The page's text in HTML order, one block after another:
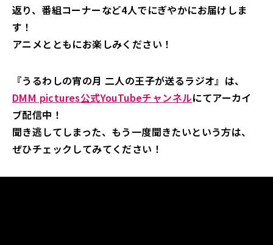
返り、番組コーナーなど4人でにぎやかにお届けしま
す！
アニメとともにお楽しみください！
『うるわしの宵の月 二人の王子が送るラジオ』は、
DMM pictures公式YouTubeチャンネルにてアーカイ
ブ配信中！
聞き逃してしまった、もう一度聞きたいという方は、
ぜひチェックしてみてください！